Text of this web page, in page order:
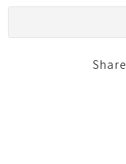
Share